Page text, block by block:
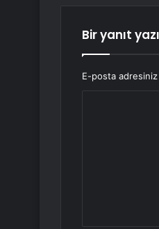
Bir yanıt
E-posta adresiniz